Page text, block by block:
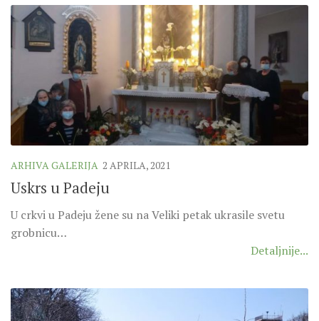
ARHIVA GALERIJA 2 APRILA, 2021
Uskrs u Padeju
U crkvi u Padeju žene su na Veliki petak ukrasile svetu
grobnicu…
Detaljnije...